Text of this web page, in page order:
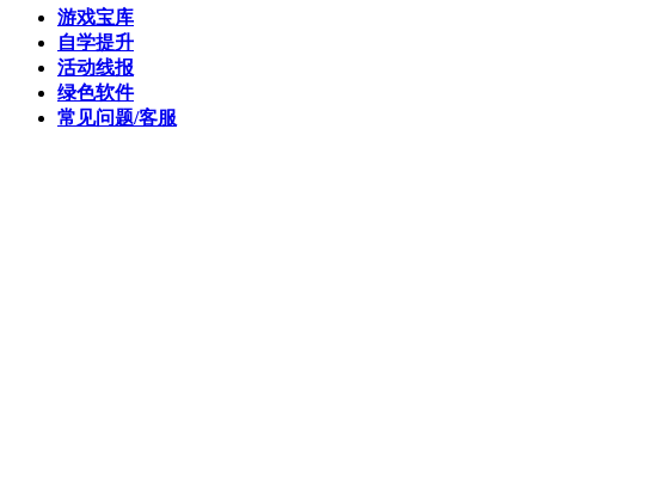
游戏宝库
自学提升
活动线报
绿色软件
常见问题/客服